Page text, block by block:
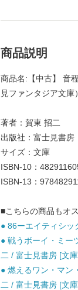
商品説明
商品名:【中古】 音
見ファンタジア文庫
著者：賀東 招二
出版社：富士見書房
サイズ：文庫
ISBN-10：
ISBN-13：
■こちらの商品もオ
● 86ーエイティシッ
● 戦うボーイ・ミー
二 / 富士見書房 [文
● 燃えるワン・マン
二 / 富士見書房 [文